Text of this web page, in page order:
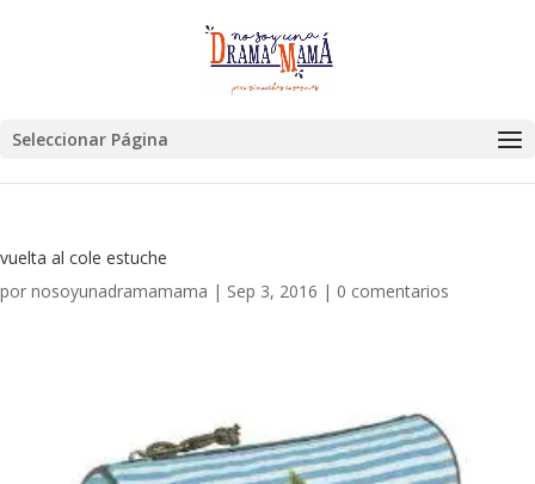
Seleccionar Página
vuelta al cole estuche
por nosoyunadramamama | Sep 3, 2016 | 0 comentarios